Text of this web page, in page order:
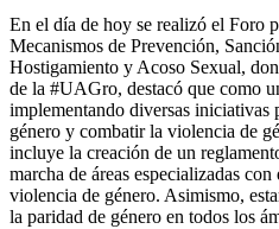
En el día de hoy se realizó el Foro
Mecanismos de Prevención,
Hostigamiento y Acoso Sexual,
de la #UAGro, destacó que como
implementando diversas iniciativas
género y combatir la violencia de
incluye la creación de un
marcha de áreas especializadas
violencia de género. Asimismo,
la paridad de género en todos los